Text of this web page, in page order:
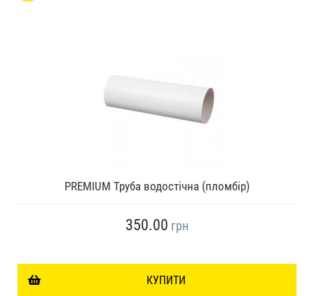
PREMIUM Труба водостічна (пломбір)
350.00 грн
КУПИТИ